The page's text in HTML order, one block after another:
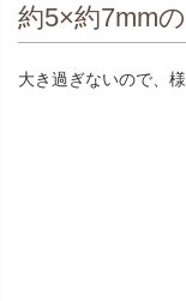
約5×約7mm
大き過ぎないので、